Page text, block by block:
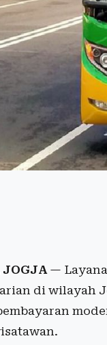
—
di wilayah